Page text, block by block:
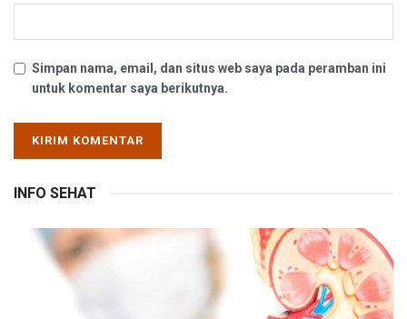
Simpan nama, email, dan situs web saya pada peramban ini
untuk komentar saya berikutnya.
INFO SEHAT